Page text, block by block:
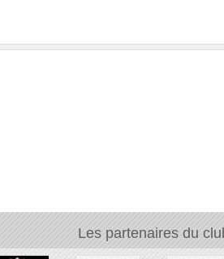
Les partenaires du